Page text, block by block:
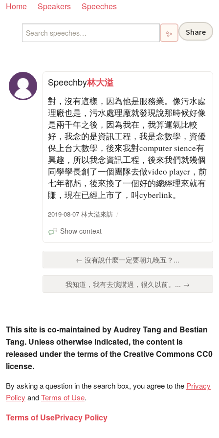
Home Speakers Speeches
✨ Share
Speechby林大溢
對，沒有這樣，因為他是服務業。像污水處
理廠也是，污水處理廠就發現說那時候好像
是兩千年之後，因為我在，我算運氣比較
好，我念的是資訊工程，我是念數學，資優
保上台大數學，後來我對computer sience有
興趣，所以我念資訊工程，後來我們就幾個
同學學長創了一個團隊去做video player，前
七年都虧，後來換了一個好的總經理來就有
賺，現在已經上市了，叫cyberlink。
2019-08-07 林大溢來訪
Show context
← 沒有說什麼一定要朝九晚五？...
我知道，我有去演講過，很久以前。... →
This site is co-maintained by Audrey Tang and Bestian
Tang. Unless otherwise indicated, the content is
released under the terms of the Creative Commons CC0
license.
By asking a question in the search box, you agree to the Privacy
Policy andTerms of Use.
Terms of UsePrivacy Policy